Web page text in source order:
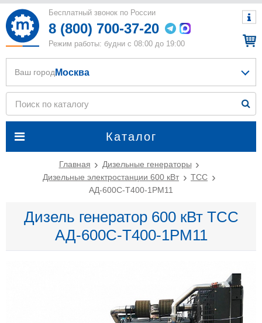
Бесплатный звонок по России
8 (800) 700-37-20
Режим работы: будни с 08:00 до 19:00
Каталог
Ваш город Москва
Главная
Дизельные генераторы
Дизельные электростанции 600 кВт
ТСС
АД-600С-Т400-1РМ11
Дизель генератор 600 кВт ТСС
АД-600С-Т400-1РМ11